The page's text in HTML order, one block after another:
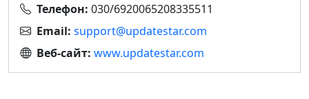
Телефон: 030/6920065208335511
Email: support@updatestar.com
Веб‑сайт: www.updatestar.com